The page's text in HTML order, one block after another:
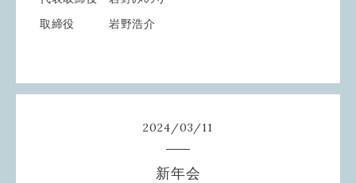
取締役 岩野浩介
2024/03/11
新年会